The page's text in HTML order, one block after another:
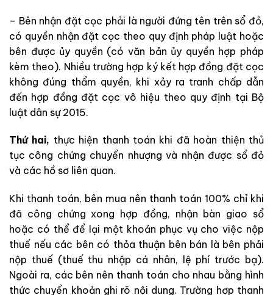
– Bên nhận đặt cọc phải là người đứng tên trên sổ đỏ,
có quyền nhận đặt cọc theo quy định pháp luật hoặc
bên được ủy quyền (có văn bản ủy quyền hợp pháp
kèm theo). Nhiều trường hợp ký kết hợp đồng đặt cọc
không đúng thẩm quyền, khi xảy ra tranh chấp dẫn
đến hợp đồng đặt cọc vô hiệu theo quy định tại Bộ
luật dân sự 2015.
Thứ hai, thực hiện thanh toán khi đã hoàn thiện thủ
tục công chứng chuyển nhượng và nhận được sổ đỏ
và các hồ sơ liên quan.
Khi thanh toán, bên mua nên thanh toán 100% chỉ khi
đã công chứng xong hợp đồng, nhận bàn giao sổ
hoặc có thể để lại một khoản phục vụ cho việc nộp
thuế nếu các bên có thỏa thuận bên bán là bên phải
nộp thuế (thuế thu nhập cá nhân, lệ phí trước bạ).
Ngoài ra, các bên nên thanh toán cho nhau bằng hình
thức chuyển khoản ghi rõ nội dung. Trường hợp thanh